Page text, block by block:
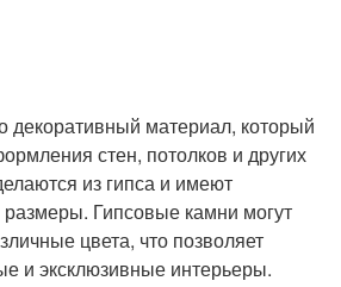
декоративный материал, который
стен, потолков и других
из гипса и имеют
Гипсовые камни могут
цвета, что позволяет
и эксклюзивные интерьеры.